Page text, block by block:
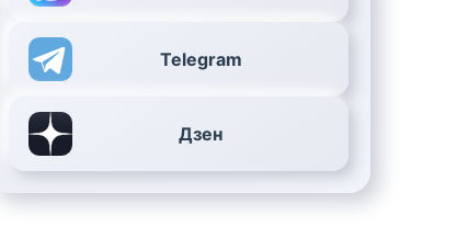
Telegram
Дзен